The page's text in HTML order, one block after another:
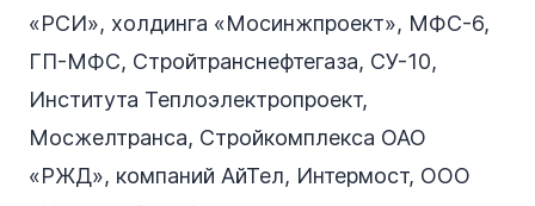
«РСИ», холдинга «Мосинжпроект», МФС-6,
ГП-МФС, Стройтранснефтегаза, СУ-10,
Института Теплоэлектропроект,
Мосжелтранса, Стройкомплекса ОАО
«РЖД», компаний АйТел, Интермост, ООО